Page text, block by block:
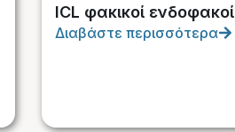
ICL φακικοί ενδοφακοί
Διαβάστε περισσότερα